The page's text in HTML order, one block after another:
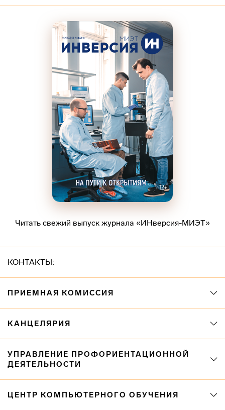
Читать свежий выпуск журнала «ИНверсия-МИЭТ»
КОНТАКТЫ:
ПРИЕМНАЯ КОМИССИЯ
КАНЦЕЛЯРИЯ
УПРАВЛЕНИЕ ПРОФОРИЕНТАЦИОННОЙ
ДЕЯТЕЛЬНОСТИ
ЦЕНТР КОМПЬЮТЕРНОГО ОБУЧЕНИЯ